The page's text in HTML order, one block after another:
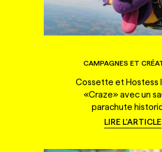
CAMPAGNES ET
Cossette et Hostess
«Craze» avec un
parachute
LIRE L'ARTICLE